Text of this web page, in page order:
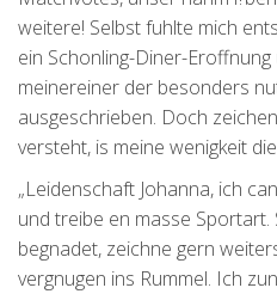
weitere! Selbst fuhlte mich
ein Schonling-Diner-
meinereiner der besonders
ausgeschrieben. Doch
versteht, is meine wenigkeit
„Leidenschaft Johanna, ich
und treibe en masse Sportart.
begnadet, zeichne gern
vergnugen ins Rummel. Ich